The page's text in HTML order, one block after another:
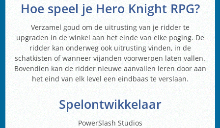
Hoe speel je Hero Knight RPG?
Verzamel goud om de uitrusting van je ridder te
upgraden in de winkel aan het einde van elke poging. De
ridder kan onderweg ook uitrusting vinden, in de
schatkisten of wanneer vijanden voorwerpen laten vallen.
Bovendien kan de ridder nieuwe aanvallen leren door aan
het eind van elk level een eindbaas te verslaan.
Spelontwikkelaar
PowerSlash Studios